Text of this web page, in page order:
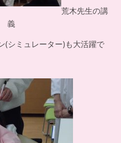
荒木先生の講
義
(シミュレーター)も大活躍で